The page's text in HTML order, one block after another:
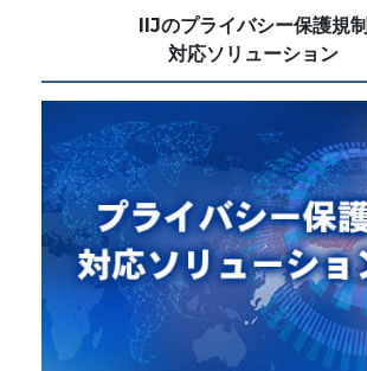
IIJのプライバシー保護規制
対応ソリューション